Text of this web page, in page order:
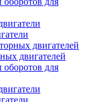
двигателей
двигателей
оборотов для